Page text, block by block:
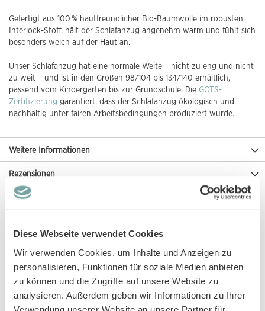
Diese Webseite verwendet Cookies
Wir verwenden Cookies, um Inhalte und Anzeigen zu
personalisieren, Funktionen für soziale Medien anbieten
zu können und die Zugriffe auf unsere Website zu
analysieren. Außerdem geben wir Informationen zu Ihrer
Gefertigt aus 100 % hautfreundlicher Bio-Baumwolle im robusten
Interlock-Stoff, hält der Schlafanzug angenehm warm und fühlt sich
besonders weich auf der Haut an.
Unser Schlafanzug hat eine normale Weite – nicht zu eng und nicht
zu weit – und ist in den Größen 98/104 bis 134/140 erhältlich,
passend vom Kindergarten bis zur Grundschule. Die GOTS-
Zertifizierung garantiert, dass der Schlafanzug ökologisch und
nachhaltig unter fairen Arbeitsbedingungen produziert wurde.
Weitere Informationen
Rezensionen
Angaben zur Produktsicherheit